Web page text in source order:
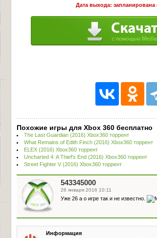
Дата выхода: запланирована
Похожие игры для Xbox 360 бесплатно
The Last Guardian (2016) Xbox360 торрент
What Remains of Edith Finch (2016) Xbox360 торрент
ELEX (2016) Xbox360 торрент
Uncharted 4: A Thief's End (2016) Xbox360 торрент
Street Fighter V (2016) Xbox360 торрент
543345000
26 января 2016 10:11
Уже 26 а о игре так и не известно.
Информация